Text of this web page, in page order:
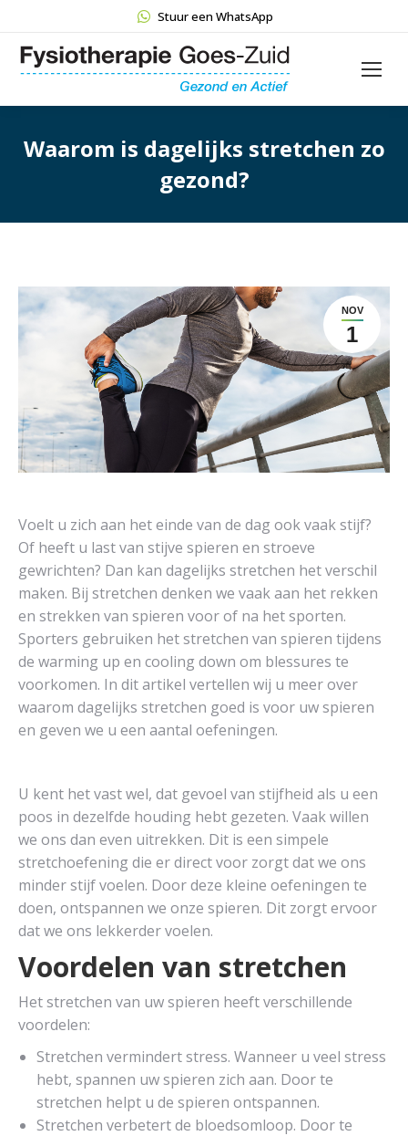
Stuur een WhatsApp
Waarom is dagelijks stretchen zo
gezond?
NOV
1
Voelt u zich aan het einde van de dag ook vaak stijf?
Of heeft u last van stijve spieren en stroeve
gewrichten? Dan kan dagelijks stretchen het verschil
maken. Bij stretchen denken we vaak aan het rekken
en strekken van spieren voor of na het sporten.
Sporters gebruiken het stretchen van spieren tijdens
de warming up en cooling down om blessures te
voorkomen. In dit artikel vertellen wij u meer over
waarom dagelijks stretchen goed is voor uw spieren
en geven we u een aantal oefeningen.
U kent het vast wel, dat gevoel van stijfheid als u een
poos in dezelfde houding hebt gezeten. Vaak willen
we ons dan even uitrekken. Dit is een simpele
stretchoefening die er direct voor zorgt dat we ons
minder stijf voelen. Door deze kleine oefeningen te
doen, ontspannen we onze spieren. Dit zorgt ervoor
dat we ons lekkerder voelen.
Voordelen van stretchen
Het stretchen van uw spieren heeft verschillende
voordelen:
Stretchen vermindert stress. Wanneer u veel stress
hebt, spannen uw spieren zich aan. Door te
stretchen helpt u de spieren ontspannen.
Stretchen verbetert de bloedsomloop. Door te